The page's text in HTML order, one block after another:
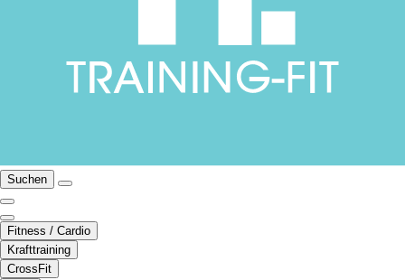
Suchen
Fitness / Cardio
Krafttraining
CrossFit